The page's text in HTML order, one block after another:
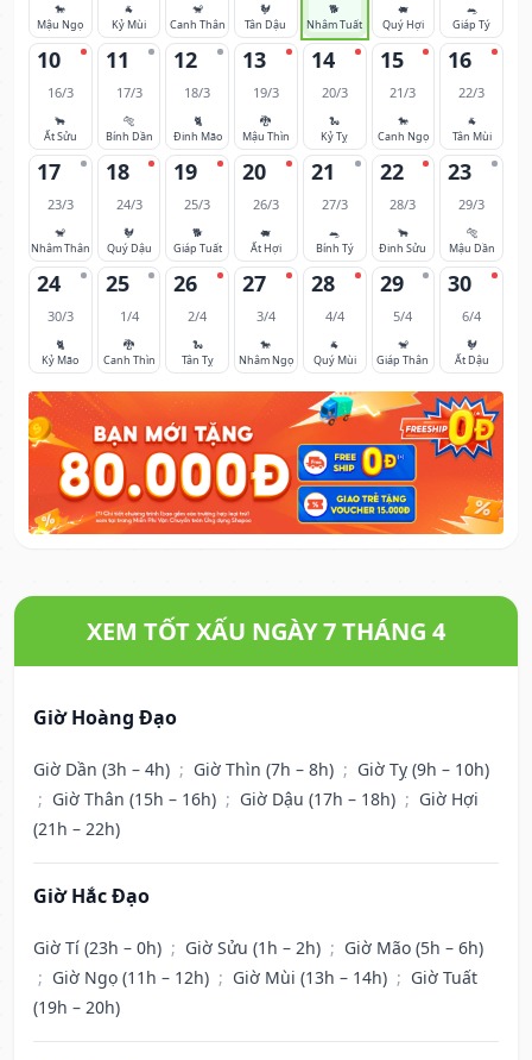
🐎
Mậu Ngọ
🐐
Kỷ Mùi
🐒
Canh Thân
🐓
Tân Dậu
🐕
Nhâm Tuất
🐖
Quý Hợi
🐀
Giáp Tý
10
16/3
🐂
Ất Sửu
11
17/3
🐅
Bính Dần
12
18/3
🐈
Đinh Mão
13
19/3
🐉
Mậu Thìn
14
20/3
🐍
Kỷ Tỵ
15
21/3
🐎
Canh Ngọ
16
22/3
🐐
Tân Mùi
17
23/3
🐒
Nhâm Thân
18
24/3
🐓
Quý Dậu
19
25/3
🐕
Giáp Tuất
20
26/3
🐖
Ất Hợi
21
27/3
🐀
Bính Tý
22
28/3
🐂
Đinh Sửu
23
29/3
🐅
Mậu Dần
24
30/3
🐈
Kỷ Mão
25
1/4
🐉
Canh Thìn
26
2/4
🐍
Tân Tỵ
27
3/4
🐎
Nhâm Ngọ
28
4/4
🐐
Quý Mùi
29
5/4
🐒
Giáp Thân
30
6/4
🐓
Ất Dậu
XEM TỐT XẤU NGÀY 7 THÁNG 4
Giờ Hoàng Đạo
Giờ Dần (3h – 4h) ; Giờ Thìn (7h – 8h) ; Giờ Tỵ (9h – 10h)
; Giờ Thân (15h – 16h) ; Giờ Dậu (17h – 18h) ; Giờ Hợi
(21h – 22h)
Giờ Hắc Đạo
Giờ Tí (23h – 0h) ; Giờ Sửu (1h – 2h) ; Giờ Mão (5h – 6h)
; Giờ Ngọ (11h – 12h) ; Giờ Mùi (13h – 14h) ; Giờ Tuất
(19h – 20h)